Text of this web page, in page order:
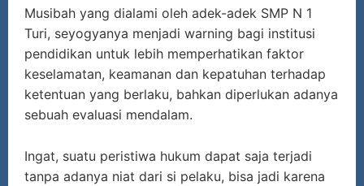
Musibah yang dialami oleh adek-adek SMP N 1
Turi, seyogyanya menjadi warning bagi institusi
pendidikan untuk lebih memperhatikan faktor
keselamatan, keamanan dan kepatuhan terhadap
ketentuan yang berlaku, bahkan diperlukan adanya
sebuah evaluasi mendalam.
Ingat, suatu peristiwa hukum dapat saja terjadi
tanpa adanya niat dari si pelaku, bisa jadi karena